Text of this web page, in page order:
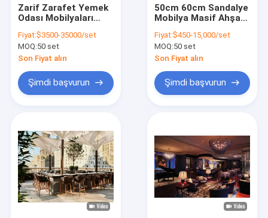
Zarif Zarafet Yemek
Odası Mobilyaları
Yemek Sandalyeleri
Fiyat:$3500-35000/set
MOQ:50 set
Son Fiyat alın
Şimdi başvurun
50cm 60cm Sandalye
Mobilya Masif Ahşap
Sandalyeleri
Fiyat:$450-15,000/set
MOQ:50 set
Son Fiyat alın
Şimdi başvurun